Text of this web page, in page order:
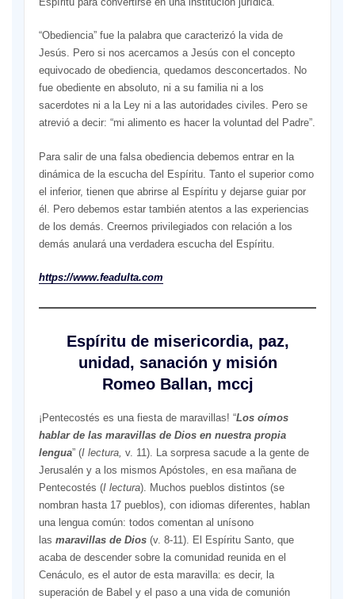
“Obediencia” fue la palabra que caracterizó la vida de
Jesús. Pero si nos acercamos a Jesús con el concepto
equivocado de obediencia, quedamos desconcertados. No
fue obediente en absoluto, ni a su familia ni a los
sacerdotes ni a la Ley ni a las autoridades civiles. Pero se
atrevió a decir: “mi alimento es hacer la voluntad del Padre”.
Para salir de una falsa obediencia debemos entrar en la
dinámica de la escucha del Espíritu. Tanto el superior como
el inferior, tienen que abrirse al Espíritu y dejarse guiar por
él. Pero debemos estar también atentos a las experiencias
de los demás. Creernos privilegiados con relación a los
demás anulará una verdadera escucha del Espíritu.
https://www.feadulta.com
Espíritu de misericordia, paz,
unidad, sanación y misión
Romeo Ballan, mccj
¡Pentecostés es una fiesta de maravillas! “Los oímos
hablar de las maravillas de Dios en nuestra propia
lengua” (I lectura, v. 11). La sorpresa sacude a la gente de
Jerusalén y a los mismos Apóstoles, en esa mañana de
Pentecostés (I lectura). Muchos pueblos distintos (se
nombran hasta 17 pueblos), con idiomas diferentes, hablan
una lengua común: todos comentan al unísono
las maravillas de Dios(v. 8-11). El Espíritu Santo, que
acaba de descender sobre la comunidad reunida en el
Cenáculo, es el autor de esta maravilla: es decir, la
superación de Babel y el paso a una vida de comunión